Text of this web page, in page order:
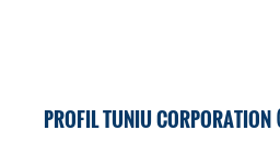
PROFIL TUNIU